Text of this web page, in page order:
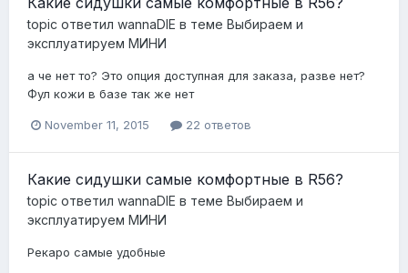
topic ответил wannaDIE в теме Выбираем и
эксплуатируем МИНИ
а че нет то? Это опция доступная для заказа, разве нет?
Фул кожи в базе так же нет
November 11, 2015 22 ответов
Какие сидушки самые комфортные в R56?
topic ответил wannaDIE в теме Выбираем и
эксплуатируем МИНИ
Рекаро самые удобные